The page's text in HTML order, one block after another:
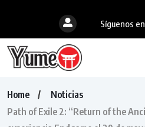
Síguenos en
Home
Noticias
Path of Exile 2: “Return of the